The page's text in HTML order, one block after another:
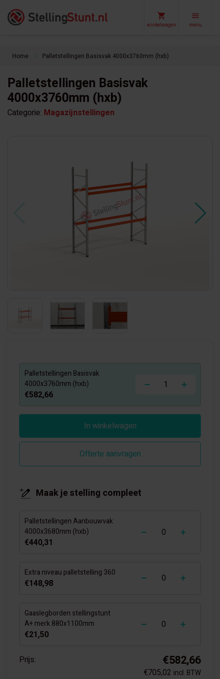
winkelwagen menu
Home keyboard_arrow_right Palletstellingen Basisvak 4000x3760mm (hxb)
Palletstellingen Basisvak
4000x3760mm (hxb)
Categorie: Magazijnstellingen
Palletstellingen Basisvak
4000x3760mm (hxb)
€582,66
-
In winkelwagen
Offerte aanvragen
Maak je stelling compleet
Palletstellingen Aanbouwvak
4000x3680mm (hxb)
€440,31
-
Extra niveau palletstelling 360
€148,98
-
Gaaslegborden stellingstunt
A+ merk 880x1100mm
€21,50
-
Prijs: €582,66
€705,02 incl. BTW